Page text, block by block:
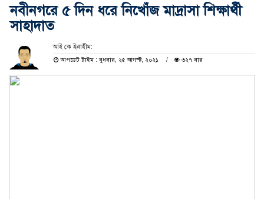
নবীনগরে ৫ দিন ধরে নিখোঁজ মাদ্রাসা শিক্ষার্থী
সাহাদাত
আই কে ইব্রাহীম:
আপডেট টাইম : বুধবার, ২৫ আগস্ট, ২০২১
৩২৭ বার